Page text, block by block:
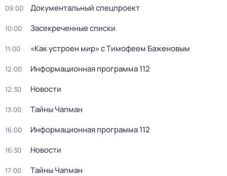
09:00 Документальный спецпроект
10:00 Зaceкрeченные списки
11:00 «Как устроен мир» с Тимофеем Баженовым
12:00 Информационная программа 112
12:30 Новости
13:00 Тaйны Чапман
16:00 Информационная программа 112
16:30 Новости
17:00 Тaйны Чапман